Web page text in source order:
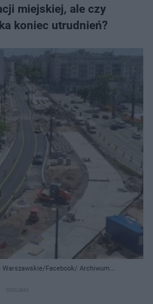
miejskiej, ale czy
koniec utrudnień?
Facebook/ Archiwum